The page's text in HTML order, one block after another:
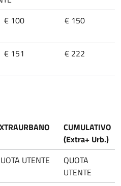
€ 150
€ 222
CUMULATIVO
(Extra+ Urb.)
UTENTE
QUOTA
UTENTE